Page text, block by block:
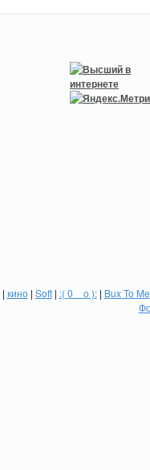
| кино| Soft| :( 0 _ о ):| Bux To Me